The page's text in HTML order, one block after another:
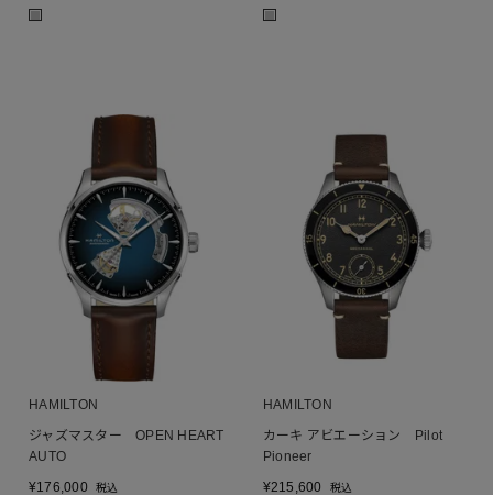
■ ■
HAMILTON
ジャズマスター OPEN HEART
AUTO
¥176,000 税込
HAMILTON
カーキ アビエーション Pilot
Pioneer
¥215,600 税込